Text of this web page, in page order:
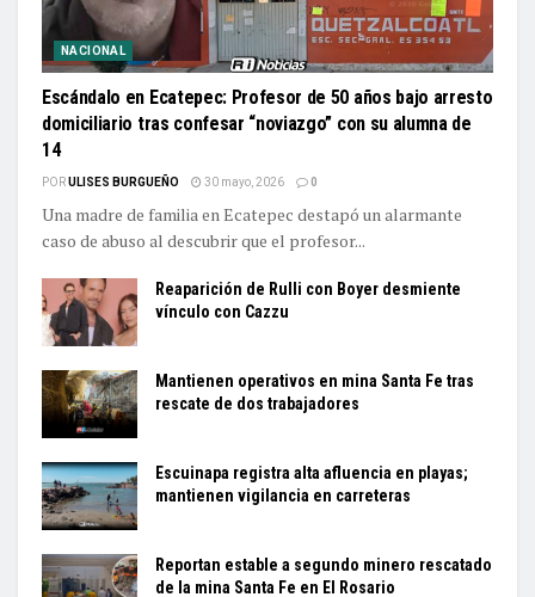
NACIONAL
Escándalo en Ecatepec: Profesor de 50 años bajo arresto
domiciliario tras confesar “noviazgo” con su alumna de
14
PORULISES BURGUEÑO 30 mayo, 2026 0
Una madre de familia en Ecatepec destapó un alarmante
caso de abuso al descubrir que el profesor...
Reaparición de Rulli con Boyer desmiente
vínculo con Cazzu
Mantienen operativos en mina Santa Fe tras
rescate de dos trabajadores
Escuinapa registra alta afluencia en playas;
mantienen vigilancia en carreteras
Reportan estable a segundo minero rescatado
de la mina Santa Fe en El Rosario